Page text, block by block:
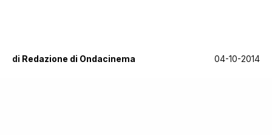
di Redazione di Ondacinema 04-10-2014